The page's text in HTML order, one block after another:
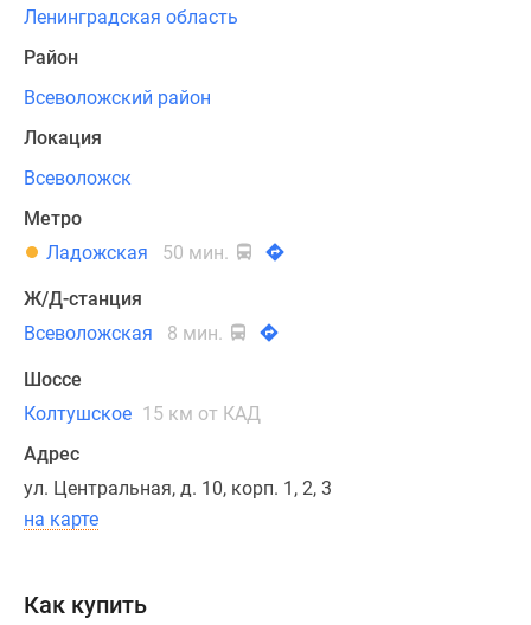
двухкомнатных,
трехкомнатных.
В связи
с
высокозалегающими
грунтовыми
водами
нехваткой
места
для
наземных
стоянок,
этажи
1
и
частично
Ленинградская область
Район
Всеволожский район
Локация
Всеволожск
Метро
Ладожская
50 мин.
Ж/Д-станция
Всеволожская
8 мин.
Шоссе
Колтушское 15 км от КАД
Адрес
ул. Центральная, д. 10, корп. 1, 2, 3
на карте
Как купить